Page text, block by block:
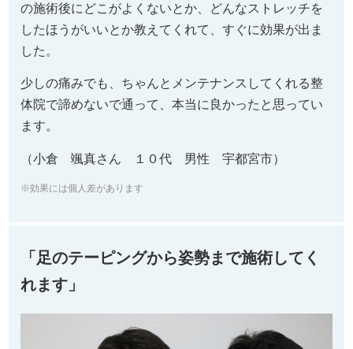
の施術後にどこがよくないとか、どんなストレッチを
したほうがいいとか教えてくれて、すぐに効果が出ま
した。
少しの痛みでも、ちゃんとメンテナンスしてくれる整
体院で諦めないで通って、本当に良かったと思ってい
ます。
（小倉 颯真さん １０代 男性 宇都宮市）
※効果には個人差があります
「足のテーピングから姿勢まで施術してく
れます」